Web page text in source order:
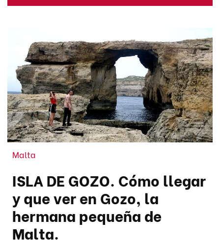
Malta
ISLA DE GOZO. Cómo llegar
y que ver en Gozo, la
hermana pequeña de
Malta.